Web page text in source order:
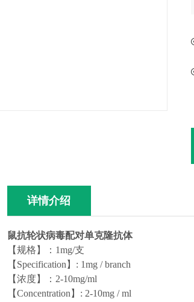
详情介绍
鼠抗轮状病毒配对单克隆抗体
【规格】：1mg/支
【 Specification 】 : 1mg / branch
【浓度】：2-10mg/ml
【Concentration 】 : 2-10mg / ml